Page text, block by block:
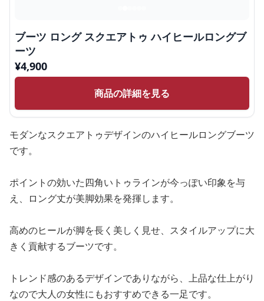
ブーツ ロング スクエアトゥ ハイヒールロングブ
ーツ
¥4,900
商品の詳細を見る
モダンなスクエアトゥデザインのハイヒールロングブーツ
です。
ポイントの効いた四角いトゥラインが今っぽい印象を与
え、ロング丈が美脚効果を発揮します。
高めのヒールが脚を長く美しく見せ、スタイルアップに大
きく貢献するブーツです。
トレンド感のあるデザインでありながら、上品な仕上がり
なので大人の女性にもおすすめできる一足です。